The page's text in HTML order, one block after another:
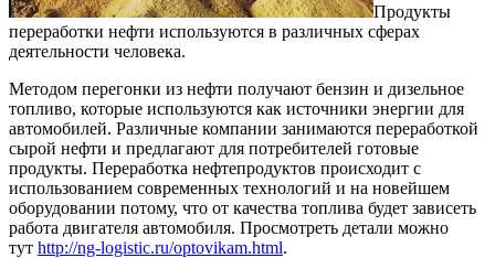
Продукты
переработки нефти используются в различных сферах
деятельности человека.
Методом перегонки из нефти получают бензин и дизельное
топливо, которые используются как источники энергии для
автомобилей. Различные компании занимаются переработкой
сырой нефти и предлагают для потребителей готовые
продукты. Переработка нефтепродуктов происходит с
использованием современных технологий и на новейшем
оборудовании потому, что от качества топлива будет зависеть
работа двигателя автомобиля. Просмотреть детали можно
тут http://ng-logistic.ru/optovikam.html.